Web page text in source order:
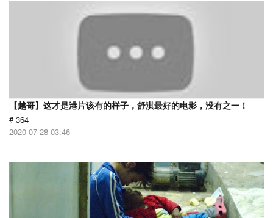
【越哥】这才是港片该有的样子，舒淇最好的电影，没有之一！
# 364
2020-07-28 03:46